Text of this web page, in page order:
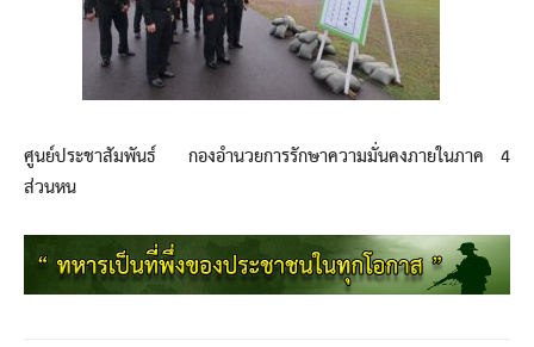
ศูนย์ประชาสัมพันธ์ กองอำนวยการรักษาความมั่นคงภายในภาค 4
ส่วนหน